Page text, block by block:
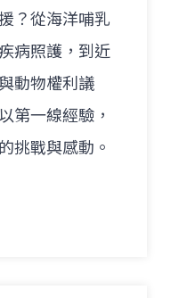
？從海洋哺乳
病照護，到近
動物權利議
第一線經驗，
挑戰與感動。